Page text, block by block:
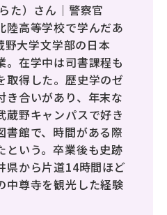
た）さん｜警察官
陸高等学校で学んだあ
野大学文学部の日本
。在学中は司書課程も
取得した。歴史学のゼ
き合いがあり、年末な
蔵野キャンパスで好き
書館で、時間がある際
という。卒業後も史跡
県から片道14時間ほど
中尊寺を観光した経験